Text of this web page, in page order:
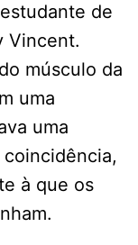
de
Vincent.
músculo da
uma
uma
à que os